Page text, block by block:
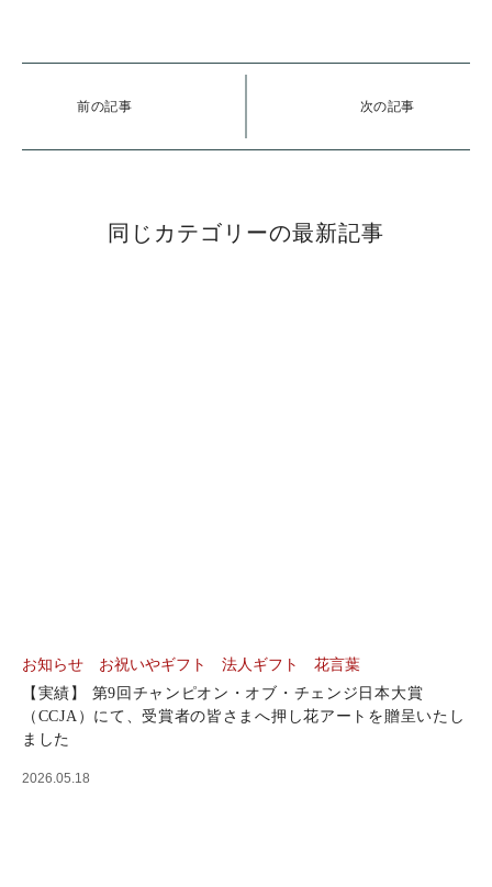
前の記事 次の記事
同じカテゴリーの最新記事
お知らせ お祝いやギフト 法人ギフト 花言葉
【実績】 第9回チャンピオン・オブ・チェンジ日本大賞
（CCJA）にて、受賞者の皆さまへ押し花アートを贈呈いたし
ました
2026.05.18